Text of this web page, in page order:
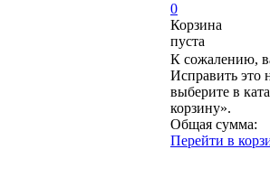
0
Корзина
пуста
К сожалению,
Исправить это
выберите в
корзину».
Общая сумма:
Перейти в